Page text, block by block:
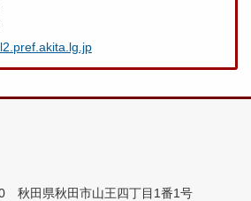
秋田県秋田市山王四丁目1番1号